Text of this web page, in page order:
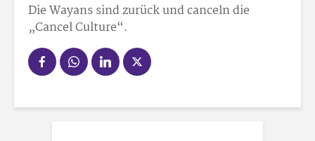
Die Wayans sind zurück und canceln die
„Cancel Culture“.